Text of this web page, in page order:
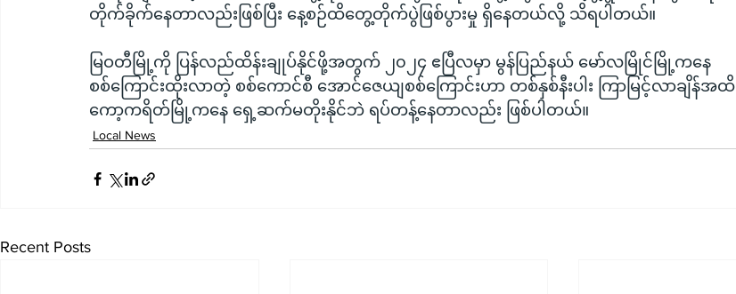
တိုက်ခိုက်နေတာလည်းဖြစ်ပြီး နေ့စဉ်ထိတွေ့တိုက်ပွဲဖြစ်ပွားမှု ရှိနေတယ်လို့ သိရပါတယ်။
မြဝတီမြို့ကို ပြန်လည်ထိန်းချုပ်နိုင်ဖို့အတွက် ၂၀၂၄ ဧပြီလမှာ မွန်ပြည်နယ် မော်လမြိုင်မြို့ကနေ
စစ်ကြောင်းထိုးလာတဲ့ စစ်ကောင်စီ အောင်ဇေယျစစ်ကြောင်းဟာ တစ်နှစ်နီးပါး ကြာမြင့်လာချိန်အထိ
ကော့ကရိတ်မြို့ကနေ ရှေ့ဆက်မတိုးနိုင်ဘဲ ရပ်တန့်နေတာလည်း ဖြစ်ပါတယ်။
Local News
Recent Posts